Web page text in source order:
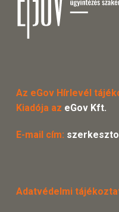
Az eGov Hírlevél
Kiadója az eGov Kft.
E-mail cím:
Adatvédelmi